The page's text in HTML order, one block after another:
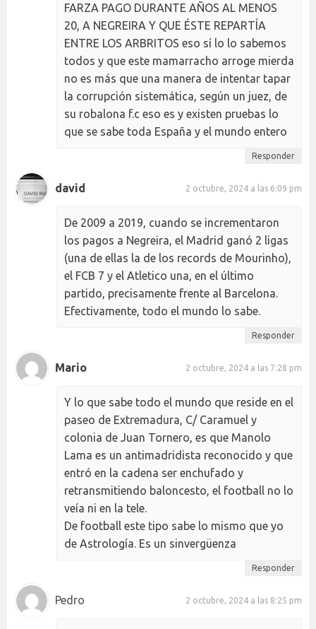
FARZA PAGO DURANTE AÑOS AL MENOS
20, A NEGREIRA Y QUE ÉSTE REPARTÍA
ENTRE LOS ARBRITOS eso sí lo lo sabemos
todos y que este mamarracho arroge mierda
no es más que una manera de intentar tapar
la corrupción sistemática, según un juez, de
su robalona f.c eso es y existen pruebas lo
que se sabe toda España y el mundo entero
Responder
david 2 octubre, 2024 a las 6:09 pm
De 2009 a 2019, cuando se incrementaron
los pagos a Negreira, el Madrid ganó 2 ligas
(una de ellas la de los records de Mourinho),
el FCB 7 y el Atletico una, en el último
partido, precisamente frente al Barcelona.
Efectivamente, todo el mundo lo sabe.
Responder
Mario 2 octubre, 2024 a las 7:28 pm
Y lo que sabe todo el mundo que reside en el
paseo de Extremadura, C/ Caramuel y
colonia de Juan Tornero, es que Manolo
Lama es un antimadridista reconocido y que
entró en la cadena ser enchufado y
retransmitiendo baloncesto, el football no lo
veía ni en la tele.
De football este tipo sabe lo mismo que yo
de Astrología. Es un sinvergüenza
Responder
Pedro 2 octubre, 2024 a las 8:25 pm